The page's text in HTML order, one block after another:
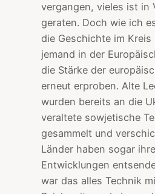
vergangen, vieles ist in
geraten. Doch wie ich
die Geschichte im Kreis
jemand in der
die Stärke der
erneut erproben. Alte
wurden bereits an die
veraltete sowjetische
gesammelt und
Länder haben sogar
Entwicklungen
war das alles Technik